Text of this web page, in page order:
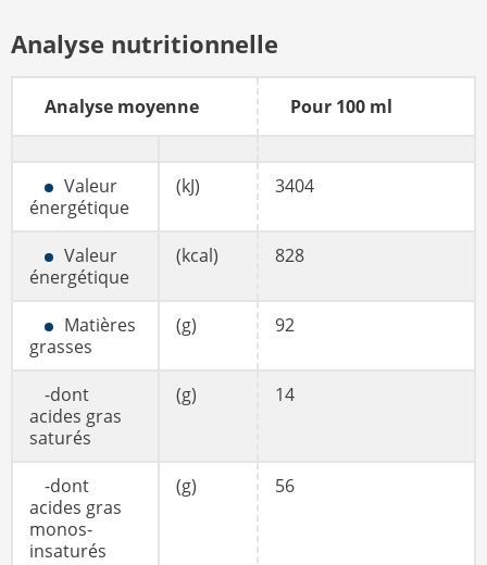
Analyse nutritionnelle
Analyse moyenne Pour 100 ml
Valeur
énergétique
(kJ) 3404
Valeur
énergétique
(kcal) 828
Matières
grasses
(g) 92
-dont
acides gras
saturés
(g) 14
-dont
acides gras
monos-
insaturés
(g) 56